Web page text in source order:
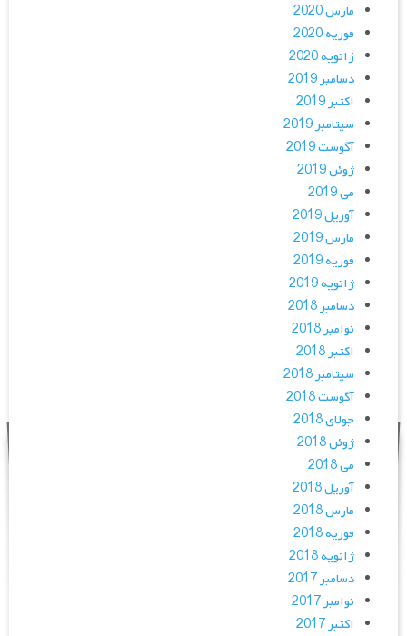
مارس 2020
فوریه 2020
ژانویه 2020
دسامبر 2019
اکتبر 2019
سپتامبر 2019
آگوست 2019
ژوئن 2019
می 2019
آوریل 2019
مارس 2019
فوریه 2019
ژانویه 2019
دسامبر 2018
نوامبر 2018
اکتبر 2018
سپتامبر 2018
آگوست 2018
جولای 2018
ژوئن 2018
می 2018
آوریل 2018
مارس 2018
فوریه 2018
ژانویه 2018
دسامبر 2017
نوامبر 2017
اکتبر 2017